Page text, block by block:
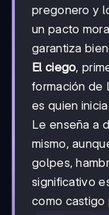
pregonero y
un pacto
garantiza
El ciego,
formación de
es quien
Le enseña a
mismo,
golpes,
significativo
como castigo